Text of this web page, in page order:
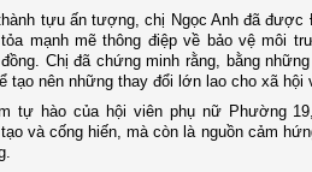
tựu ấn tượng, chị Ngọc Anh đã được
mạnh mẽ thông điệp về bảo vệ môi
Chị đã chứng minh rằng, bằng
tạo nên những thay đổi lớn lao cho xã hội
tự hào của hội viên phụ nữ Phường
và cống hiến, mà còn là nguồn cảm